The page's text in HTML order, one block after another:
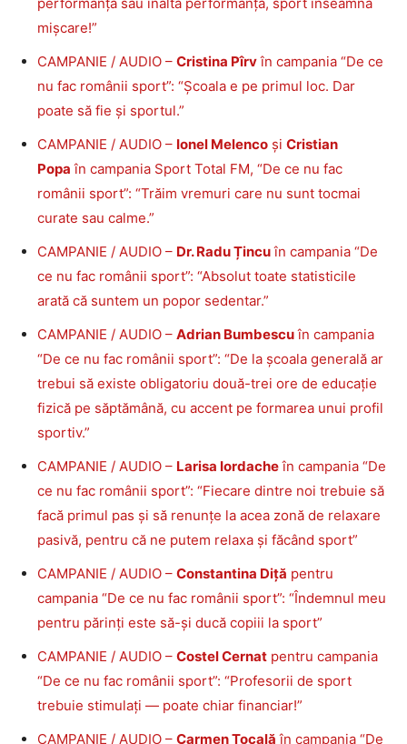
mișcare!”
CAMPANIE / AUDIO – Cristina Pîrvîn campania “De ce
nu fac românii sport”: “Școala e pe primul loc. Dar
poate să fie și sportul.”
CAMPANIE / AUDIO – Ionel Melenco și Cristian
Popa în campania Sport Total FM, “De ce nu fac
românii sport”: “Trăim vremuri care nu sunt tocmai
curate sau calme.”
CAMPANIE / AUDIO – Dr. Radu Țincuîn campania “De
ce nu fac românii sport”: “Absolut toate statisticile
arată că suntem un popor sedentar.”
CAMPANIE / AUDIO – Adrian Bumbescuîn campania
“De ce nu fac românii sport”: “De la școala generală ar
trebui să existe obligatoriu două-trei ore de educație
fizică pe săptămână, cu accent pe formarea unui profil
sportiv.”
CAMPANIE / AUDIO – Larisa Iordacheîn campania “De
ce nu fac românii sport”: “Fiecare dintre noi trebuie să
facă primul pas și să renunțe la acea zonă de relaxare
pasivă, pentru că ne putem relaxa și făcând sport”
CAMPANIE / AUDIO – Constantina Diță pentru
campania “De ce nu fac românii sport”: “Îndemnul meu
pentru părinți este să-și ducă copiii la sport”
CAMPANIE / AUDIO – Costel Cernat pentru campania
“De ce nu fac românii sport”: “Profesorii de sport
trebuie stimulați — poate chiar financiar!”
CAMPANIE / AUDIO – Carmen Tocală în campania “De